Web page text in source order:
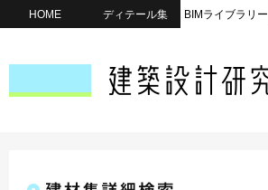
HOME ディテール集 BIMライブラリー